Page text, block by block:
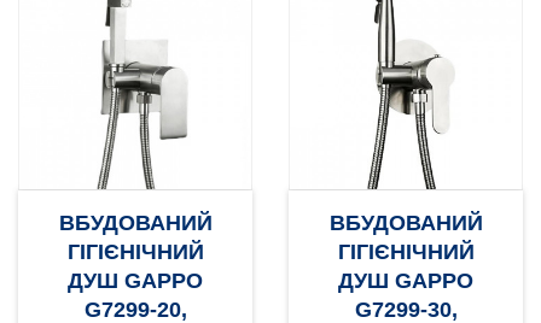
ВБУДОВАНИЙ
ГІГІЄНІЧНИЙ
ДУШ GAPPO
G7299-20,
ВБУДОВАНИЙ
ГІГІЄНІЧНИЙ
ДУШ GAPPO
G7299-30,